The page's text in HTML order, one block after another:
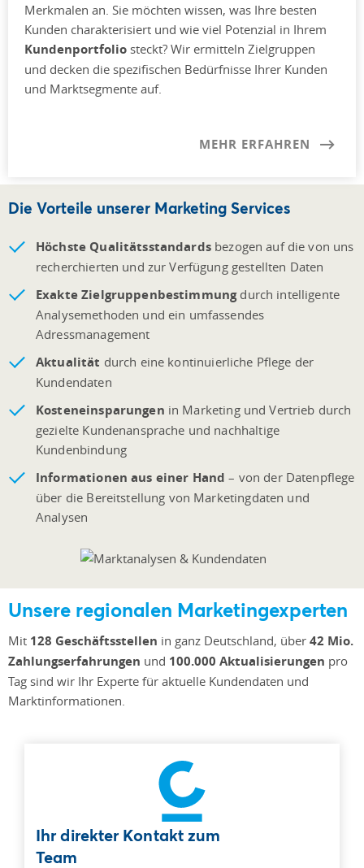
Merkmalen an. Sie möchten wissen, was Ihre besten
Kunden charakterisiert und wie viel Potenzial in Ihrem
Kundenportfolio steckt? Wir ermitteln Zielgruppen
und decken die spezifischen Bedürfnisse Ihrer Kunden
und Marktsegmente auf.
MEHR ERFAHREN
Die Vorteile unserer Marketing Services
Höchste Qualitätsstandardsbezogen auf die von uns
recherchierten und zur Verfügung gestellten Daten
Exakte Zielgruppenbestimmungdurch intelligente
Analysemethoden und ein umfassendes
Adressmanagement
Aktualität durch eine kontinuierliche Pflege der
Kundendaten
Kosteneinsparungen in Marketing und Vertrieb durch
gezielte Kundenansprache und nachhaltige
Kundenbindung
Informationen aus einer Hand– von der Datenpflege
über die Bereitstellung von Marketingdaten und
Analysen
Unsere regionalen Marketingexperten
Mit 128 Geschäftsstellen in ganz Deutschland, über 42 Mio.
Zahlungserfahrungen und 100.000 Aktualisierungen pro
Tag sind wir Ihr Experte für aktuelle Kundendaten und
Marktinformationen.
Ihr direkter Kontakt zum
Team